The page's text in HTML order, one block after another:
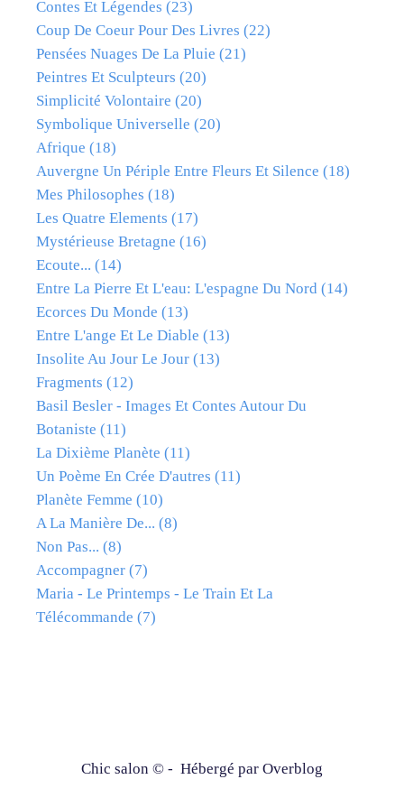
Contes Et Légendes (23)
Coup De Coeur Pour Des Livres (22)
Pensées Nuages De La Pluie (21)
Peintres Et Sculpteurs (20)
Simplicité Volontaire (20)
Symbolique Universelle (20)
Afrique (18)
Auvergne Un Périple Entre Fleurs Et Silence (18)
Mes Philosophes (18)
Les Quatre Elements (17)
Mystérieuse Bretagne (16)
Ecoute... (14)
Entre La Pierre Et L'eau: L'espagne Du Nord (14)
Ecorces Du Monde (13)
Entre L'ange Et Le Diable (13)
Insolite Au Jour Le Jour (13)
Fragments (12)
Basil Besler - Images Et Contes Autour Du
Botaniste (11)
La Dixième Planète (11)
Un Poème En Crée D'autres (11)
Planète Femme (10)
A La Manière De... (8)
Non Pas... (8)
Accompagner (7)
Maria - Le Printemps - Le Train Et La
Télécommande (7)
Chic salon © - Hébergé par Overblog